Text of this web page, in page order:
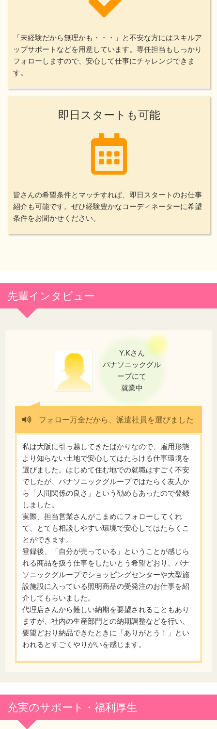
「未経験だから無理かも・・・」と不安な方にはスキルア
ップサポートなどを用意しています。専任担当もしっかり
フォローしますので、安心して仕事にチャレンジできま
す。
即日スタートも可能
皆さんの希望条件とマッチすれば、即日スタートのお仕事
紹介も可能です。ぜひ経験豊かなコーディネーターに希望
条件をお聞かせください。
先輩インタビュー
Y.Kさん
パナソニックグル
ープにて
就業中
フォロー万全だから、派遣社員を選びました
私は大阪に引っ越してきたばかりなので、雇用形態
より知らない土地で安心してはたらける仕事環境を
選びました。はじめて住む地での就職はすごく不安
でしたが、パナソニックグループではたらく友人か
ら「人間関係の良さ」という勧めもあったので登録
しました。
実際、担当営業さんがこまめにフォローしてくれ
て、とても相談しやすい環境で安心してはたらくこ
とができます。
登録後、「自分が売っている」ということが感じら
れる商品を扱う仕事をしたいとう希望どおり、パナ
ソニックグループでショッピングセンターや大型施
設施設に入っている照明商品の受発注のお仕事を紹
介してもらいました。
代理店さんから難しい納期を要望されることもあり
ますが、社内の生産部門との納期調整などを行い、
要望どおり納品できたときに「ありがとう！」とい
われるとすごくやりがいを感じます。
充実のサポート・福利厚生